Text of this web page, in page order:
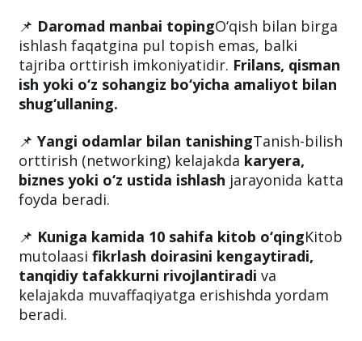
📌 Daromad manbai topingO‘qish bilan birga
ishlash faqatgina pul topish emas, balki
tajriba orttirish imkoniyatidir. Frilans, qisman
ish yoki o‘z sohangiz bo‘yicha amaliyot bilan
shug‘ullaning.
📌 Yangi odamlar bilan tanishingTanish-bilish
orttirish (networking) kelajakda karyera,
biznes yoki o‘z ustida ishlash jarayonida katta
foyda beradi.
📌 Kuniga kamida 10 sahifa kitob o‘qingKitob
mutolaasi fikrlash doirasini kengaytiradi,
tanqidiy tafakkurni rivojlantiradi va
kelajakda muvaffaqiyatga erishishda yordam
beradi.